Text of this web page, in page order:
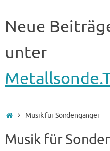
Neue
unter
Startseite
Musik für Sondengänger
Musik für